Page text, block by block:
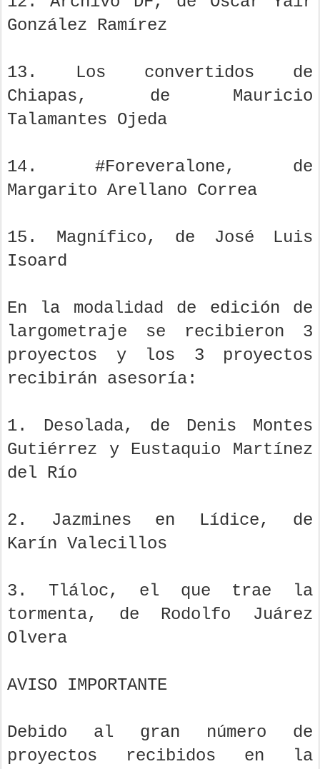
González Ramírez
13. Los convertidos de
Chiapas, de Mauricio
Talamantes Ojeda
14. #Foreveralone, de
Margarito Arellano Correa
15. Magnífico, de José Luis
Isoard
En la modalidad de edición de
largometraje se recibieron 3
proyectos y los 3 proyectos
recibirán asesoría:
1. Desolada, de Denis Montes
Gutiérrez y Eustaquio Martínez
del Río
2. Jazmines en Lídice, de
Karín Valecillos
3. Tláloc, el que trae la
tormenta, de Rodolfo Juárez
Olvera
AVISO IMPORTANTE
Debido al gran número de
proyectos recibidos en la